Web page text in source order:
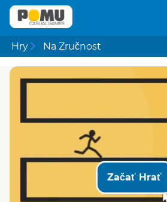
Hry Na Zručnost
Začať Hrať